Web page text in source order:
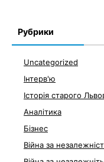
Рубрики
Uncategorized
Інтерв'ю
Історія старого
Аналітика
Бізнес
Війна за